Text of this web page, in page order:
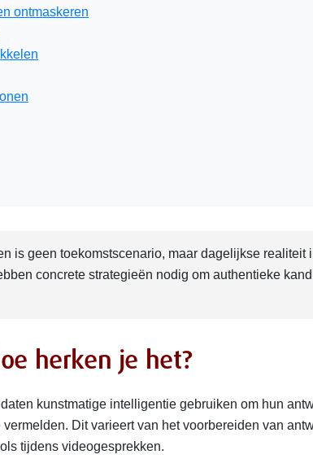
ontmaskeren
is geen toekomstscenario, maar dagelijkse realiteit
concrete strategieën nodig om authentieke
herken je het?
kunstmatige intelligentie gebruiken om hun
Dit varieert van het voorbereiden van
tijdens videogesprekken.